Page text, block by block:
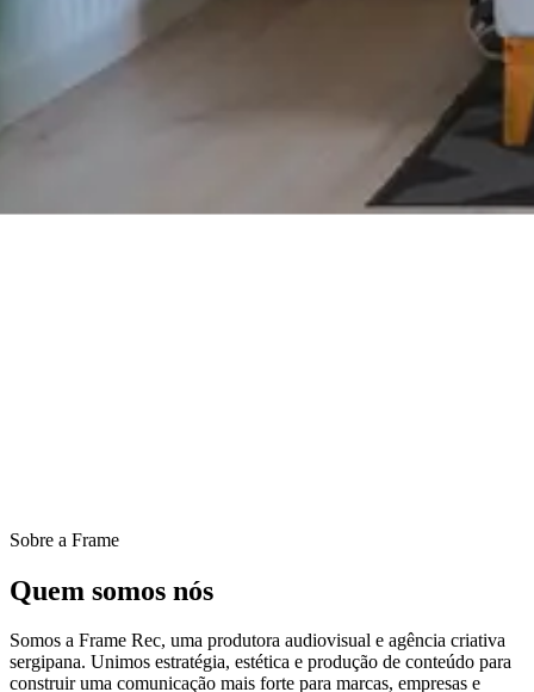
Sobre a Frame
Quem somos nós
Somos a Frame Rec, uma produtora audiovisual e agência criativa
sergipana. Unimos estratégia, estética e produção de conteúdo para
construir uma comunicação mais forte para marcas, empresas e